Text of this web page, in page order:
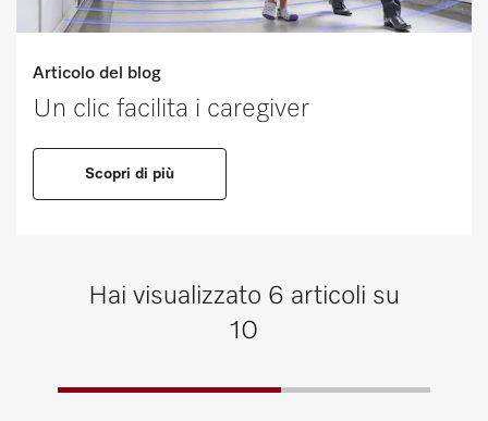
Articolo del blog
Un clic facilita i caregiver
Scopri di più
Hai visualizzato 6 articoli su
10